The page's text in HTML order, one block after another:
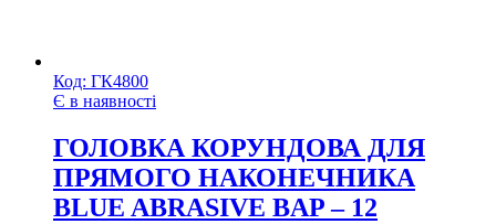
Код: ГК4800
Є в наявності
ГОЛОВКА КОРУНДОВА ДЛЯ
ПРЯМОГО НАКОНЕЧНИКА
BLUE ABRASIVE BAP – 12